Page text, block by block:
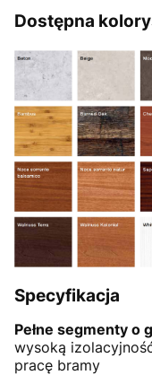
Dostępna
Specyfikacja
Pełne segmenty o
wysoką
pracę bramy